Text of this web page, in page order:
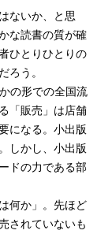
ないか、と思
な読書の質が確
ひとりひとりの
ろう。
の形での全国流
「販売」は店舗
になる。小出版
しかし、小出版
ドの力である部
何か」。先ほど
されていないも